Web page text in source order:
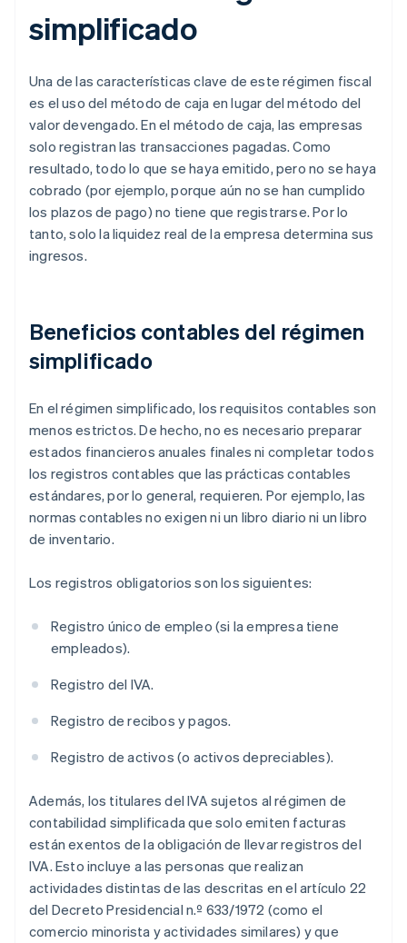
simplificado
Una de las características clave de este régimen fiscal
es el uso del método de caja en lugar del método del
valor devengado. En el método de caja, las empresas
solo registran las transacciones pagadas. Como
resultado, todo lo que se haya emitido, pero no se haya
cobrado (por ejemplo, porque aún no se han cumplido
los plazos de pago) no tiene que registrarse. Por lo
tanto, solo la liquidez real de la empresa determina sus
ingresos.
Beneficios contables del régimen
simplificado
En el régimen simplificado, los requisitos contables son
menos estrictos. De hecho, no es necesario preparar
estados financieros anuales finales ni completar todos
los registros contables que las prácticas contables
estándares, por lo general, requieren. Por ejemplo, las
normas contables no exigen ni un libro diario ni un libro
de inventario.
Los registros obligatorios son los siguientes:
Registro único de empleo (si la empresa tiene
empleados).
Registro del IVA.
Registro de recibos y pagos.
Registro de activos (o activos depreciables).
Además, los titulares del IVA sujetos al régimen de
contabilidad simplificada que solo emiten facturas
están exentos de la obligación de llevar registros del
IVA. Esto incluye a las personas que realizan
actividades distintas de las descritas en el artículo 22
del Decreto Presidencial n.º 633/1972 (como el
comercio minorista y actividades similares) y que